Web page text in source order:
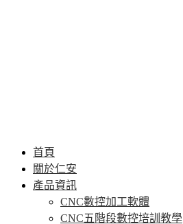
首頁
關於仁安
產品資訊
CNC數控加工軟體
CNC五階段數控培訓教學